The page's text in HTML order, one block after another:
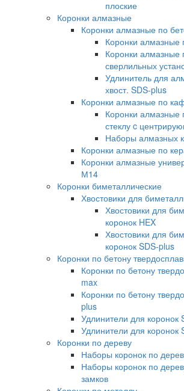
плоские
Коронки алмазные
Коронки алмазные по
Коронки алмазные
Коронки алмазные
сверлильных
Удлинитель для
хвост. SDS-plus
Коронки алмазные по
Коронки
стеклу c
Наборы алмазных
Коронки алмазные по
Коронки алмазные
М14
Коронки биметаллические
Хвостовики для
Хвостовики для
коронок HEX
Хвостовики для
коронок SDS-plus
Коронки по бетону
Коронки по бетону
max
Коронки по бетону
plus
Удлинители для коронок
Удлинители для коронок
Коронки по дереву
Наборы коронок по
Наборы коронок по
замков